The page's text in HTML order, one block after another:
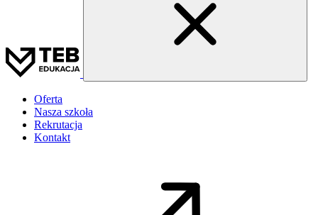
Oferta
Nasza szkoła
Rekrutacja
Kontakt